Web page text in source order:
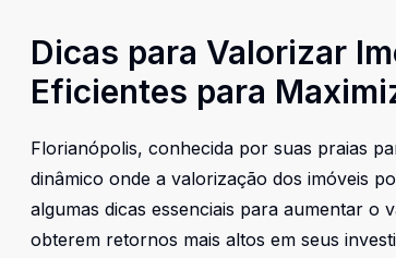
Dicas para Valorizar
Eficientes para
Florianópolis, conhecida por suas praias
dinâmico onde a valorização dos imóveis
algumas dicas essenciais para aumentar o
obterem retornos mais altos em seus